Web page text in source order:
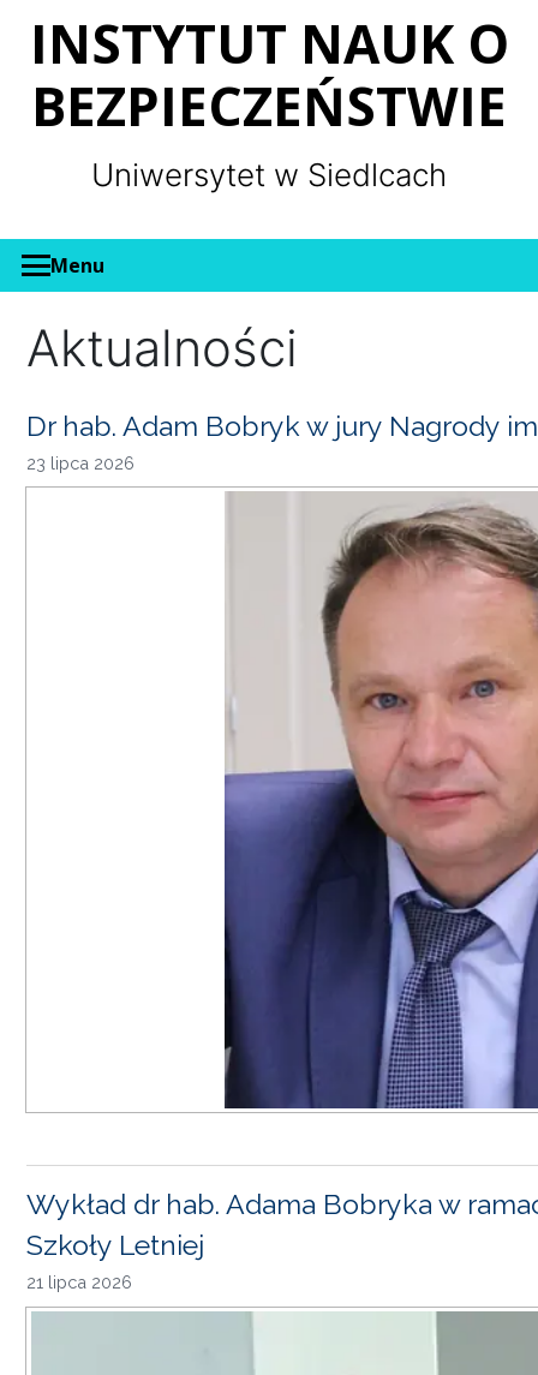
INSTYTUT NAUK O
BEZPIECZEŃSTWIE
Uniwersytet w Siedlcach
Menu
Aktualności
Dr hab. Adam Bobryk w jury Nagrody
23 lipca 2026
Wykład dr hab. Adama Bobryka w
Szkoły Letniej
21 lipca 2026